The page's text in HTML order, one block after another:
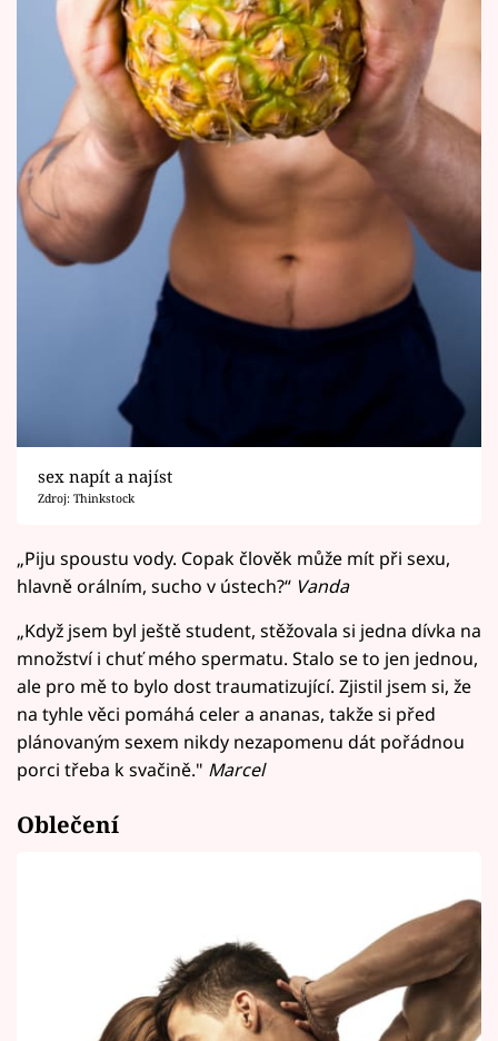
sex napít a najíst
Zdroj: Thinkstock
„Piju spoustu vody. Copak člověk může mít při sexu,
hlavně orálním, sucho v ústech?“ Vanda
„Když jsem byl ještě student, stěžovala si jedna dívka na
množství i chuť mého spermatu. Stalo se to jen jednou,
ale pro mě to bylo dost traumatizující. Zjistil jsem si, že
na tyhle věci pomáhá celer a ananas, takže si před
plánovaným sexem nikdy nezapomenu dát pořádnou
porci třeba k svačině." Marcel
Oblečení